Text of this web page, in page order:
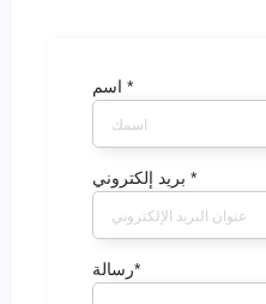
*
*
رسالة*